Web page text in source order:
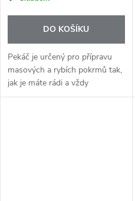
DO KOŠÍKU
Pekáč je určený pro přípravu
masových a rybích pokrmů tak,
jak je máte rádi a vždy
s úspěchem. Kombinace